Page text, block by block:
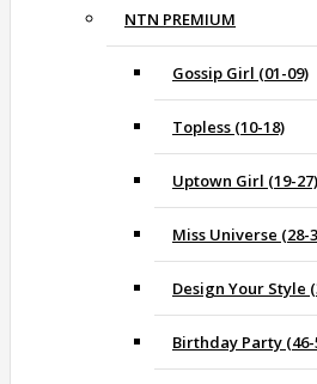
NTN PREMIUM
Gossip Girl (01-09)
Topless (10-18)
Uptown Girl (19-27)
Miss Universe (28-
Design Your Style
Birthday Party (46-